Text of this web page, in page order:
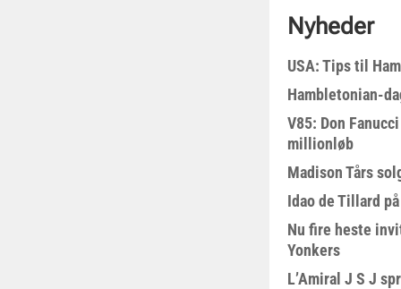
Nyheder
USA: Tips til
Hambletonian-
V85: Don
millionløb
Madison Tårs
Idao de Tillard
Nu fire heste
Yonkers
L’Amiral J S J